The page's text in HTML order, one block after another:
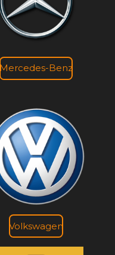
Mercedes-Benz
Volkswagen